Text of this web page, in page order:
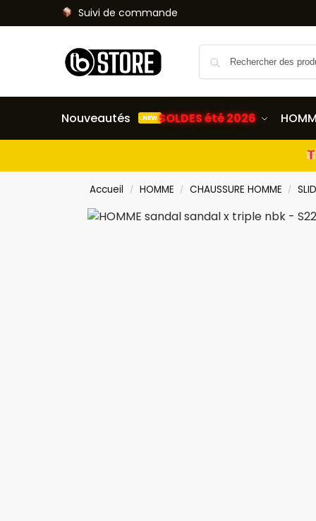
Suivi de commande
Nouveautés NEWSOLDES été 2026
Accueil / HOMME / CHAUSSURE HOMME /